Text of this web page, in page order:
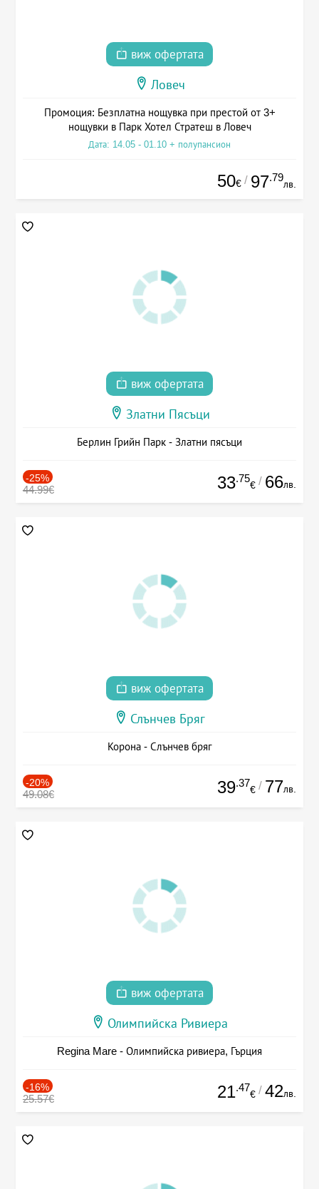
виж офертата
Ловеч
Промоция: Безплатна нощувка при престой от 3+
нощувки в Парк Хотел Стратеш в Ловеч
Дата: 14.05 - 01.10 + полупансион
50€ / 97.79
лв.
виж офертата
Златни Пясъци
Берлин Грийн Парк - Златни пясъци
-25%
44.99€ 33.75
€ / 66лв.
виж офертата
Слънчев Бряг
Корона - Слънчев бряг
-20%
49.08€ 39.37
€ / 77лв.
виж офертата
Олимпийска Ривиера
Regina Mare - Олимпийска ривиера, Гърция
-16%
25.57€ 21.47
€ / 42лв.